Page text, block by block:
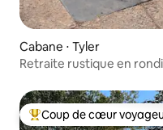
Cabane ⋅ Tyler
Retraite rustique en
Coups de cœur
Coup de cœur